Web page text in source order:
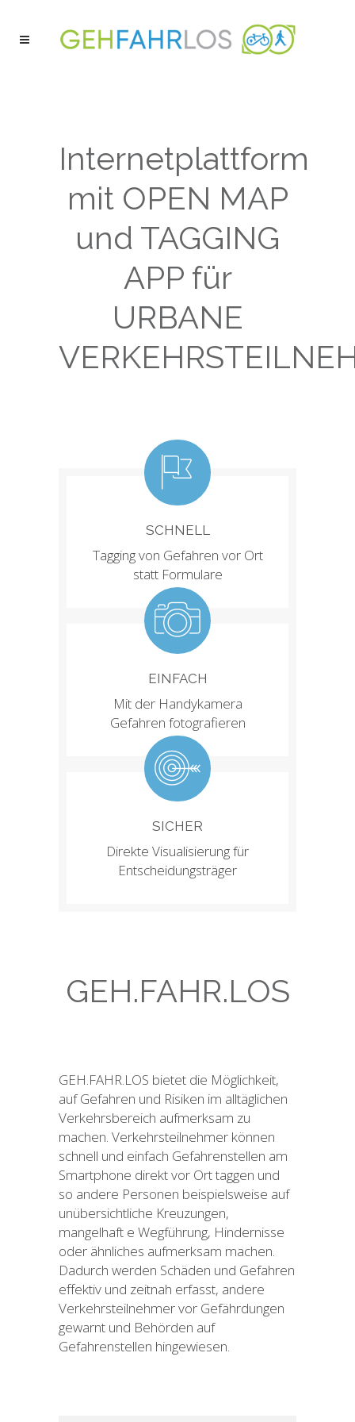
Internetplattform
mit OPEN MAP
und TAGGING
APP für
URBANE
SCHNELL
Tagging von Gefahren vor Ort
statt Formulare
EINFACH
Mit der Handykamera
Gefahren fotografieren
SICHER
Direkte Visualisierung für
Entscheidungsträger
GEH.FAHR.LOS
GEH.FAHR.LOS bietet die Möglichkeit,
auf Gefahren und Risiken im alltäglichen
Verkehrsbereich aufmerksam zu
machen. Verkehrsteilnehmer können
schnell und einfach Gefahrenstellen am
Smartphone direkt vor Ort taggen und
so andere Personen beispielsweise auf
unübersichtliche Kreuzungen,
mangelhaft e Wegführung, Hindernisse
oder ähnliches aufmerksam machen.
Dadurch werden Schäden und Gefahren
effektiv und zeitnah erfasst, andere
Verkehrsteilnehmer vor Gefährdungen
gewarnt und Behörden auf
Gefahrenstellen hingewiesen.